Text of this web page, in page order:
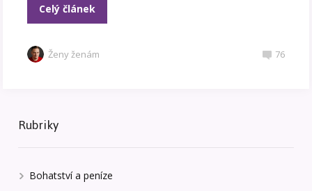
Celý článek
Ženy ženám 76
Rubriky
Bohatství a peníze